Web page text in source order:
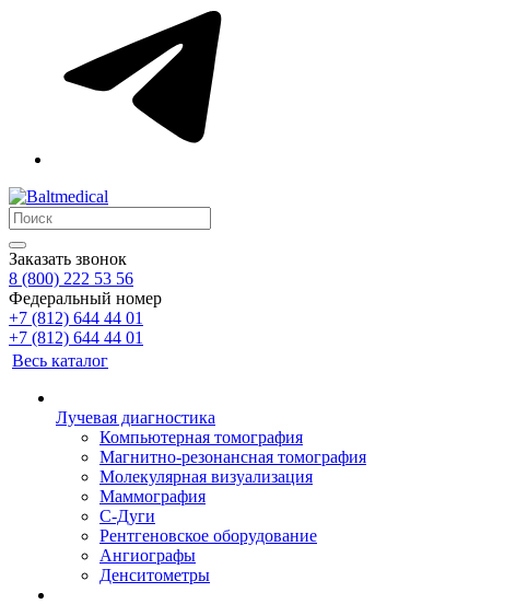
Заказать звонок
8 (800) 222 53 56
Федеральный номер
+7 (812) 644 44 01
+7 (812) 644 44 01
Весь каталог
Лучевая диагностика
Компьютерная томография
Магнитно-резонансная томография
Молекулярная визуализация
Маммография
С-Дуги
Рентгеновское оборудование
Ангиографы
Денситометры